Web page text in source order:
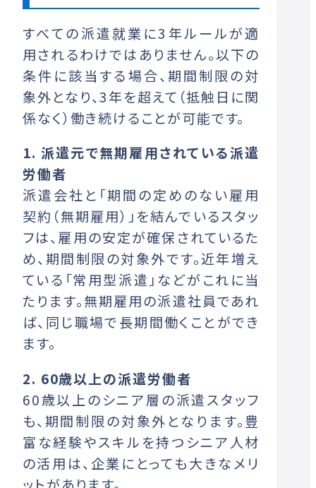
すべての派遣就業に3年ルールが適
用されるわけではありません。以下の
条件に該当する場合、期間制限の対
象外となり、3年を超えて（抵触日に関
係なく）働き続けることが可能です。
1. 派遣元で無期雇用されている派遣
労働者
派遣会社と「期間の定めのない雇用
契約（無期雇用）」を結んでいるスタッ
フは、雇用の安定が確保されているた
め、期間制限の対象外です。近年増え
ている「常用型派遣」などがこれに当
たります。無期雇用の派遣社員であれ
ば、同じ職場で長期間働くことができ
ます。
2. 60歳以上の派遣労働者
60歳以上のシニア層の派遣スタッフ
も、期間制限の対象外となります。豊
富な経験やスキルを持つシニア人材
の活用は、企業にとっても大きなメリ